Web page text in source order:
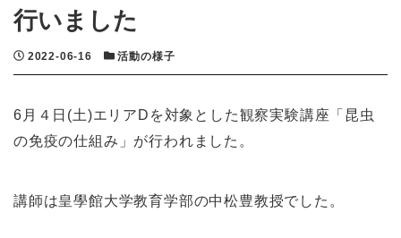
行いました
投稿日
2022-06-16 カテゴリー
活動の様子
6月４日(土)エリアDを対象とした観察実験講座「昆虫
の免疫の仕組み」が行われました。
講師は皇學館大学教育学部の中松豊教授でした。